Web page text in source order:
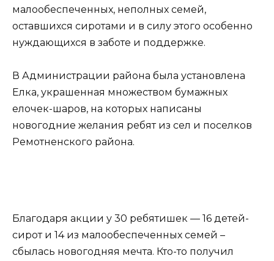
малообеспеченных, неполных семей,
оставшихся сиротами и в силу этого особенно
нуждающихся в заботе и поддержке.
В Администрации района была установлена
Елка, украшенная множеством бумажных
елочек-шаров, на которых написаны
новогодние желания ребят из сел и поселков
Ремотненского района.
Благодаря акции у 30 ребятишек — 16 детей-
сирот и 14 из малообеспеченных семей –
сбылась новогодняя мечта. Кто-то получил